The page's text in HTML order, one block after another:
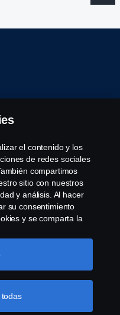
Scania
Sweden, Tel:
el contenido y los
de redes sociales
compartimos
sitio con nuestros
y análisis. Al hacer
su consentimiento
y se comparta la
cookies" y
desea aceptar. Para
su privacidad